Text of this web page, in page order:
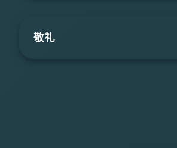
敬礼